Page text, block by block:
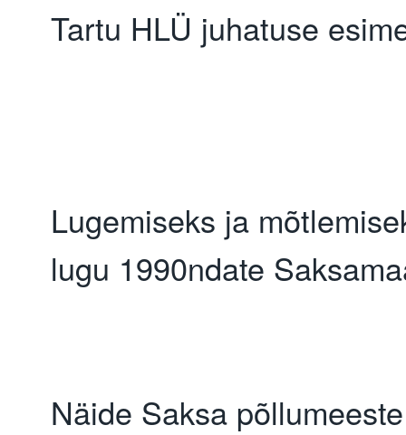
Tartu HLÜ juhatuse
Lugemiseks ja
lugu 1990ndate
Näide Saksa põllumeeste